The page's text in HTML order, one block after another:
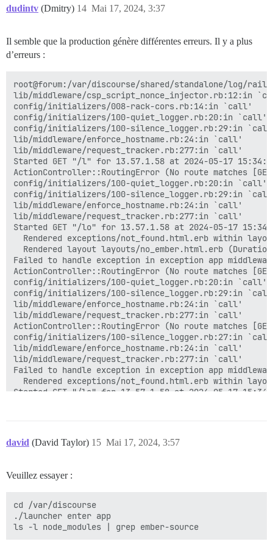
lib/homepage_helper.rb:5:in `resolve'
lib/middleware/omniauth_bypass_middleware.rb:64:in
lib/content_security_policy/middleware.rb:12:in
lib/middleware/anonymous_cache.rb:391:in `call'
config/initializers/008-rack-cors.rb:14:in `call'
config/initializers/100-quiet_logger.rb:20:in `call'
config/initializers/100-silence_logger.rb:29:in
lib/middleware/enforce_hostname.rb:24:in `call'
lib/middleware/request_tracker.rb:277:in `call'
start
done
Started GET "/" for 90.240.110.180 at 2024-05-17
NoMethodError (undefined method `custom_homepage'
lib/homepage_helper.rb:5:in `resolve'
lib/homepage_constraint.rb:12:in `matches?'
lib/middleware/omniauth_bypass_middleware.rb:64:in
lib/content_security_policy/middleware.rb:12:in
lib/middleware/anonymous_cache.rb:391:in `call'
lib/middleware/csp_script_nonce_injector.rb:12:in
config/initializers/008-rack-cors.rb:14:in `call'
config/initializers/100-quiet_logger.rb:20:in `call'
config/initializers/100-silence_logger.rb:29:in
lib/middleware/enforce_hostname.rb:24:in `call'
dudintv (Dmitry) Mai 17, 2024, 3:37
14
Il semble que la production génère différentes erreurs. Il y a plus
d’erreurs :
root@forum:/var/discourse/shared/standalone/log/
lib/middleware/csp_script_nonce_injector.rb:12:in
config/initializers/008-rack-cors.rb:14:in `call'
config/initializers/100-quiet_logger.rb:20:in `call'
config/initializers/100-silence_logger.rb:29:in
lib/middleware/enforce_hostname.rb:24:in `call'
lib/middleware/request_tracker.rb:277:in `call'
Started GET "/l" for 13.57.1.58 at 2024-05-17
ActionController::RoutingError (No route matches
config/initializers/100-quiet_logger.rb:20:in `call'
config/initializers/100-silence_logger.rb:29:in
lib/middleware/enforce_hostname.rb:24:in `call'
lib/middleware/request_tracker.rb:277:in `call'
Started GET "/lo" for 13.57.1.58 at 2024-05-17
Rendered exceptions/not_found.html.erb within
Rendered layout layouts/no_ember.html.erb
Failed to handle exception in exception app
ActionController::RoutingError (No route matches
config/initializers/100-quiet_logger.rb:20:in `call'
config/initializers/100-silence_logger.rb:29:in
lib/middleware/enforce_hostname.rb:24:in `call'
lib/middleware/request_tracker.rb:277:in `call'
ActionController::RoutingError (No route matches
config/initializers/100-silence_logger.rb:27:in
lib/middleware/enforce_hostname.rb:24:in `call'
lib/middleware/request_tracker.rb:277:in `call'
Failed to handle exception in exception app
Rendered exceptions/not_found.html.erb within
Started GET "/lo" for 13.57.1.58 at 2024-05-17
lib/middleware/enforce_hostname.rb:24:in `call'
lib/middleware/request_tracker.rb:277:in `call'
Failed to handle exception in exception app
Failed to handle exception in exception app
Started GET "/log" for 13.57.1.58 at 2024-05-17
ActionController::RoutingError (No route matches
config/initializers/100-quiet_logger.rb:20:in `call'
david (David Taylor) Mai 17, 2024, 3:57
15
Veuillez essayer :
cd /var/discourse
./launcher enter app